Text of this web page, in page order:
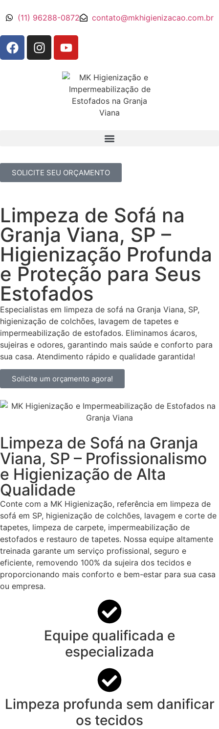
(11) 96288-0872 contato@mkhigienizacao.com.br
SOLICITE SEU ORÇAMENTO
Limpeza de Sofá na
Granja Viana, SP –
Higienização Profunda
e Proteção para Seus
Estofados
Especialistas em limpeza de sofá na Granja Viana, SP,
higienização de colchões, lavagem de tapetes e
impermeabilização de estofados. Eliminamos ácaros,
sujeiras e odores, garantindo mais saúde e conforto para
sua casa. Atendimento rápido e qualidade garantida!
Solicite um orçamento agora!
Limpeza de Sofá na Granja
Viana, SP – Profissionalismo
e Higienização de Alta
Qualidade
Conte com a MK Higienização, referência em limpeza de
sofá em SP, higienização de colchões, lavagem e corte de
tapetes, limpeza de carpete, impermeabilização de
estofados e restauro de tapetes. Nossa equipe altamente
treinada garante um serviço profissional, seguro e
eficiente, removendo 100% da sujeira dos tecidos e
proporcionando mais conforto e bem-estar para sua casa
ou empresa.
Equipe qualificada e
especializada
Limpeza profunda sem danificar
os tecidos